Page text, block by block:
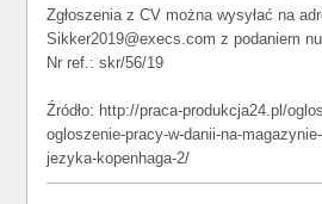
Zgłoszenia z CV można wysyłać na
Sikker2019@execs.com z podaniem
Nr ref.: skr/56/19
Źródło: http://praca-produkcja24.pl/
ogloszenie-pracy-w-danii-na-
jezyka-kopenhaga-2/